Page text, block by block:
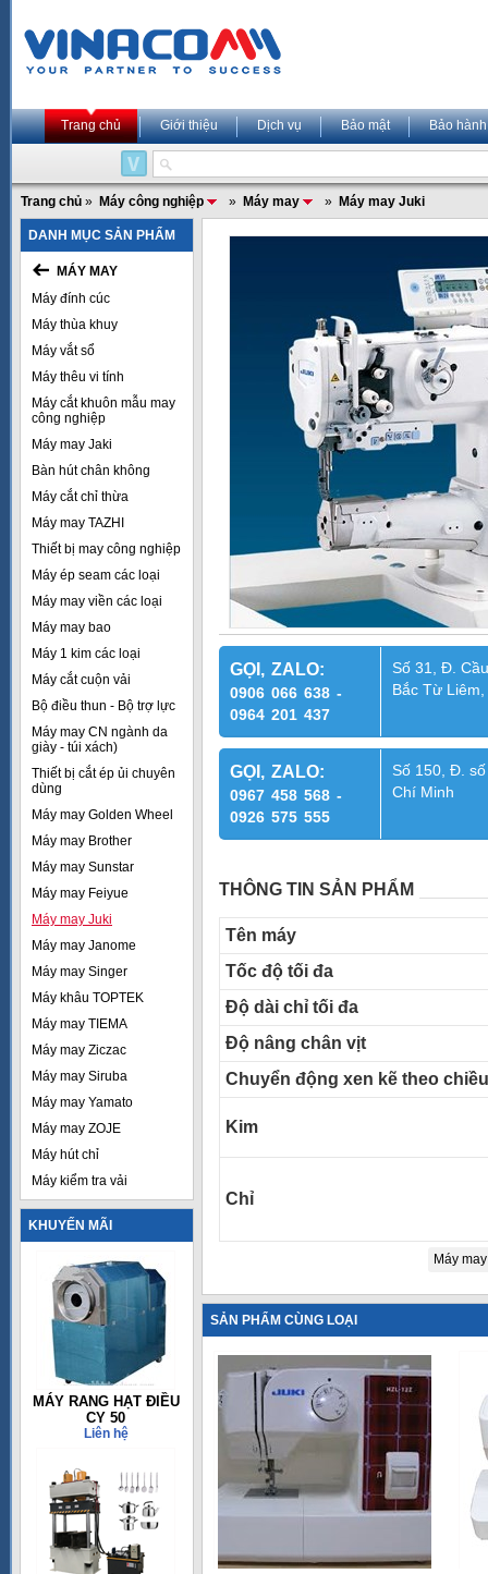
Trang chủ Giới thiệu Dịch vụ Bảo mật Bảo hành
Trang chủ » Máy công nghiệp » Máy may » Máy may Juki
DANH MỤC SẢN PHẨM
MÁY MAY
Máy đính cúc
Máy thùa khuy
Máy vắt sổ
Máy thêu vi tính
Máy cắt khuôn mẫu may
công nghiệp
Máy may Jaki
Bàn hút chân không
Máy cắt chỉ thừa
Máy may TAZHI
Thiết bị may công nghiệp
Máy ép seam các loại
Máy may viền các loại
Máy may bao
Máy 1 kim các loại
Máy cắt cuộn vải
Bộ điều thun - Bộ trợ lực
Máy may CN ngành da
giày - túi xách)
Thiết bị cắt ép ủi chuyên
dùng
Máy may Golden Wheel
Máy may Brother
Máy may Sunstar
Máy may Feiyue
Máy may Juki
Máy may Janome
Máy may Singer
Máy khâu TOPTEK
Máy may TIEMA
Máy may Ziczac
Máy may Siruba
Máy may Yamato
Máy may ZOJE
Máy hút chỉ
Máy kiểm tra vải
KHUYẾN MÃI
MÁY RANG HẠT ĐIỀU
CY 50
Liên hệ
GỌI, ZALO:
0906 066 638 -
0964 201 437
Số 31, Đ.
Bắc Từ
GỌI, ZALO:
0967 458 568 -
0926 575 555
Số 150, Đ.
Chí Minh
THÔNG TIN SẢN PHẨM
Tên máy
Tốc độ tối đa
Độ dài chỉ tối đa
Độ nâng chân vịt
Chuyển động xen kẽ theo
Kim
Chỉ
Máy
SẢN PHẨM CÙNG LOẠI